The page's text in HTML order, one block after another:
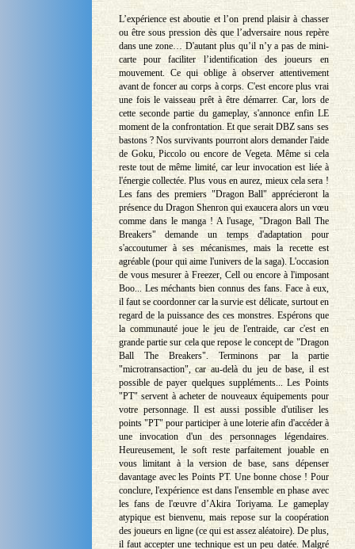
L’expérience est aboutie et l’on prend plaisir à chasser
ou être sous pression dès que l’adversaire nous repère
dans une zone… D'autant plus qu’il n’y a pas de mini-
carte pour faciliter l’identification des joueurs en
mouvement. Ce qui oblige à observer attentivement
avant de foncer au corps à corps. C'est encore plus vrai
une fois le vaisseau prêt à être démarrer. Car, lors de
cette seconde partie du gameplay, s'annonce enfin LE
moment de la confrontation. Et que serait DBZ sans ses
bastons ? Nos survivants pourront alors demander l'aide
de Goku, Piccolo ou encore de Vegeta. Même si cela
reste tout de même limité, car leur invocation est liée à
l'énergie collectée. Plus vous en aurez, mieux cela sera !
Les fans des premiers "Dragon Ball" apprécieront la
présence du Dragon Shenron qui exaucera alors un vœu
comme dans le manga ! A l'usage, "Dragon Ball The
Breakers" demande un temps d'adaptation pour
s'accoutumer à ses mécanismes, mais la recette est
agréable (pour qui aime l'univers de la saga). L'occasion
de vous mesurer à Freezer, Cell ou encore à l'imposant
Boo... Les méchants bien connus des fans. Face à eux,
il faut se coordonner car la survie est délicate, surtout en
regard de la puissance des ces monstres. Espérons que
la communauté joue le jeu de l'entraide, car c'est en
grande partie sur cela que repose le concept de "Dragon
Ball The Breakers". Terminons par la partie
"microtransaction", car au-delà du jeu de base, il est
possible de payer quelques suppléments... Les Points
"PT" servent à acheter de nouveaux équipements pour
votre personnage. Il est aussi possible d'utiliser les
points "PT" pour participer à une loterie afin d'accéder à
une invocation d'un des personnages légendaires.
Heureusement, le soft reste parfaitement jouable en
vous limitant à la version de base, sans dépenser
davantage avec les Points PT. Une bonne chose ! Pour
conclure, l'expérience est dans l'ensemble en phase avec
les fans de l'œuvre d’Akira Toriyama. Le gameplay
atypique est bienvenu, mais repose sur la coopération
des joueurs en ligne (ce qui est assez aléatoire). De plus,
il faut accepter une technique est un peu datée. Malgré